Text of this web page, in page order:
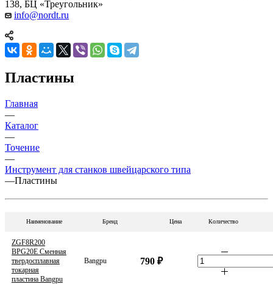
138, БЦ «Треугольник»
info@nordt.ru
Пластины
Главная
—
Каталог
—
Точение
—
Инструмент для станков швейцарского типа
—Пластины
Наименование Бренд Цена Количество
ZGF8R200
BPG20E Сменная
твердосплавная
токарная
пластина Bangpu
Bangpu 790 ₽